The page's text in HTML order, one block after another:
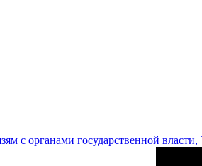
с органами государственной